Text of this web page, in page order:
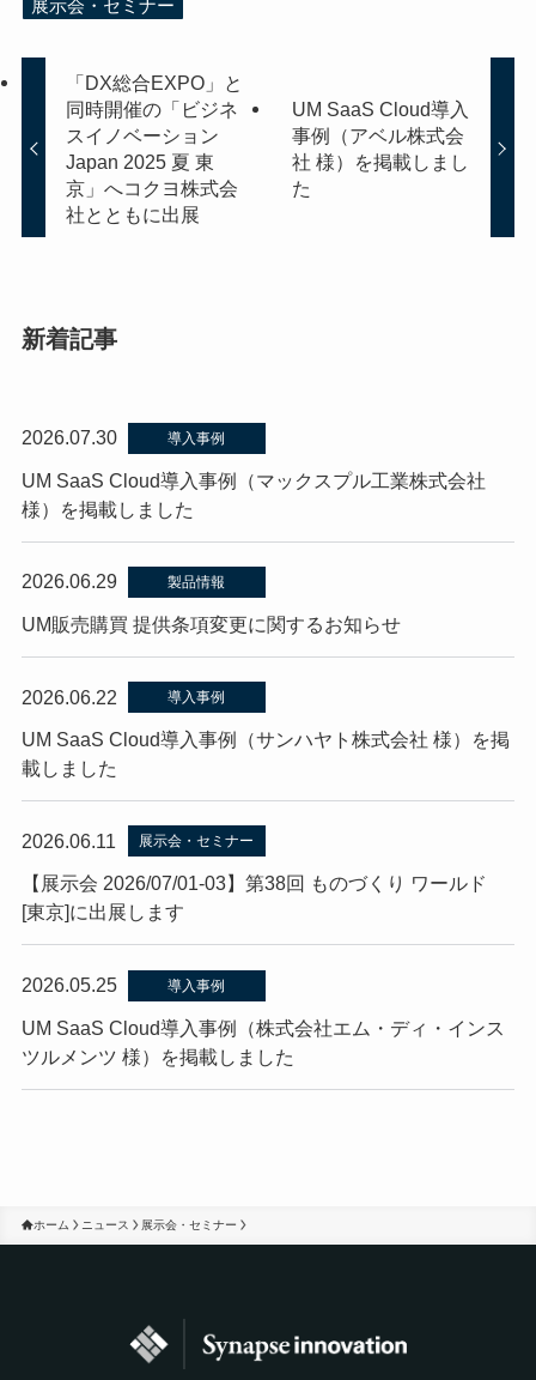
展示会・セミナー
「DX総合EXPO」と
同時開催の「ビジネ
スイノベーション
Japan 2025 夏 東
京」へコクヨ株式会
社とともに出展
UM SaaS Cloud導入
事例（アベル株式会
社 様）を掲載しまし
た
新着記事
2026.07.30 導入事例
UM SaaS Cloud導入事例（マックスプル工業株式会社
様）を掲載しました
2026.06.29 製品情報
UM販売購買 提供条項変更に関するお知らせ
2026.06.22 導入事例
UM SaaS Cloud導入事例（サンハヤト株式会社 様）を掲
載しました
2026.06.11 展示会・セミナー
【展示会 2026/07/01-03】第38回 ものづくり ワールド
[東京]に出展します
2026.05.25 導入事例
UM SaaS Cloud導入事例（株式会社エム・ディ・インス
ツルメンツ 様）を掲載しました
ホーム ニュース 展示会・セミナー